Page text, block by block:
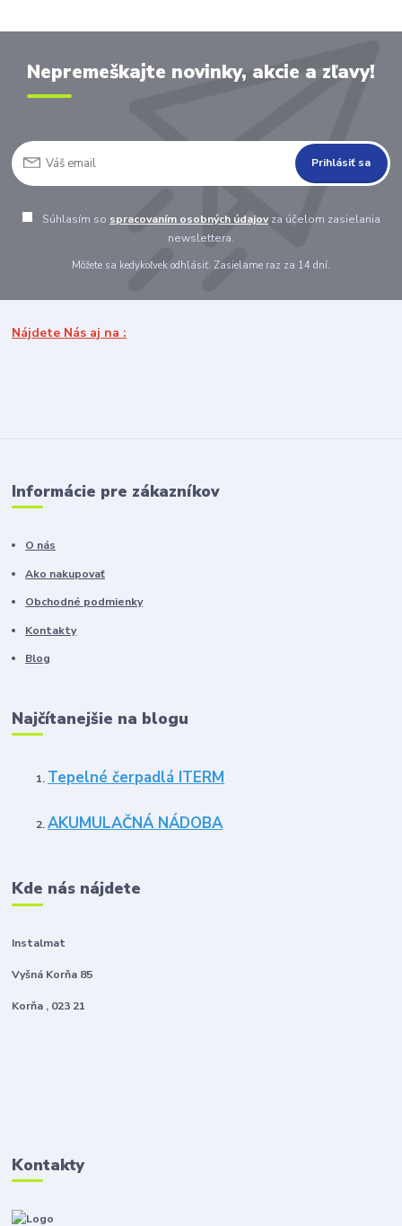
Nepremeškajte novinky, akcie a zľavy!
Prihlásiť sa
Súhlasím so spracovaním osobných údajovza účelom zasielania
newslettera.
Môžete sa kedykoľvek odhlásiť. Zasielame raz za 14 dní.
Nájdete Nás aj na :
Informácie pre zákazníkov
O nás
Ako nakupovať
Obchodné podmienky
Kontakty
Blog
Najčítanejšie na blogu
Tepelné čerpadlá ITERM
AKUMULAČNÁ NÁDOBA
Kde nás nájdete
Instalmat
Vyšná Korňa 85
Korňa , 023 21
Kontakty